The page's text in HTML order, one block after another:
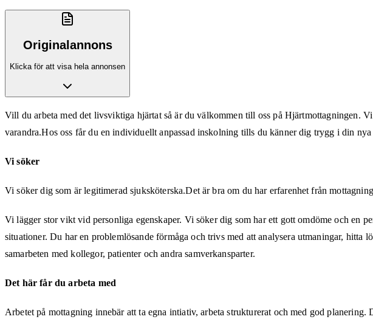
Originalannons
Klicka för att visa hela annonsen
Vill du arbeta med det livsviktiga hjärtat så är du välkommen till oss på Hjärtmottagningen.
varandra.Hos oss får du en individuellt anpassad inskolning tills du känner dig trygg i din
Vi söker
Vi söker dig som är legitimerad sjuksköterska.Det är bra om du har erfarenhet från
Vi lägger stor vikt vid personliga egenskaper. Vi söker dig som har ett gott omdöme och en
situationer. Du har en problemlösande förmåga och trivs med att analysera utmaningar,
samarbeten med kollegor, patienter och andra samverkansparter.
Det här får du arbeta med
Arbetet på mottagning innebär att ta egna intiativ, arbeta strukturerat och med god